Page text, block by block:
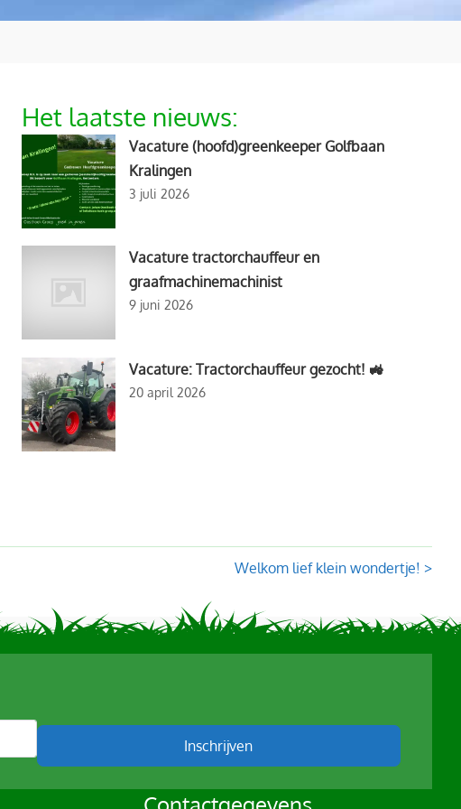
Het laatste nieuws:
Vacature (hoofd)greenkeeper Golfbaan
Kralingen
3 juli 2026
Vacature tractorchauffeur en
graafmachinemachinist
9 juni 2026
Vacature: Tractorchauffeur gezocht! 🚜
20 april 2026
Welkom lief klein wondertje! >
Inschrijven